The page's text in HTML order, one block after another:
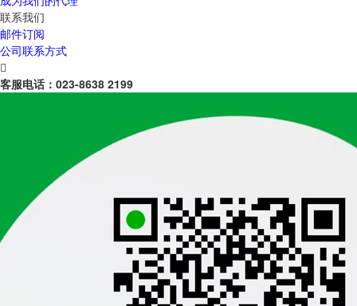
联系我们
邮件订阅
公司联系方式

客服电话： 023-8638 2199